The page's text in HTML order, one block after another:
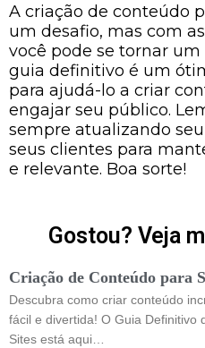
A criação de conteúdo
um desafio, mas com
você pode se tornar um
guia definitivo é um
para ajudá-lo a criar
engajar seu público.
sempre atualizando
seus clientes para
e relevante. Boa sorte!
Gostou? Veja
Criação de Conteúdo para
Descubra como criar conteúdo
fácil e divertida! O Guia Definitivo
Sites está aqui…